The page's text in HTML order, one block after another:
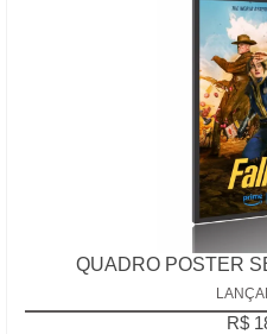
QUADRO POSTER
R$